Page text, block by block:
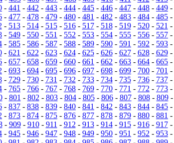
- 441 - 442 - 443 - 444 - 445 - 446 - 447 - 448 - 449 -
- 477 - 478 - 479 - 480 - 481 - 482 - 483 - 484 - 485 -
- 513- 514- 515- 516- 517- 518- 519- 520- 521 -
- 549 - 550 - 551 - 552 - 553 - 554 - 555 - 556 - 557 -
- 585 - 586 - 587 - 588 - 589 - 590 - 591 - 592 - 593 -
- 621 - 622 - 623- 624- 625- 626- 627- 628- 629-
- 657 - 658 - 659 - 660 - 661 - 662 - 663 - 664 - 665 -
- 693 - 694 - 695 - 696 - 697 - 698 - 699 - 700 - 701 -
- 729- 730- 731 - 732 - 733- 734- 735- 736- 737-
- 765 - 766 - 767 - 768 - 769 - 770 - 771 - 772 - 773 -
- 801 - 802 - 803- 804- 805- 806- 807- 808- 809-
- 837 - 838 - 839 - 840 - 841 - 842 - 843 - 844 - 845 -
- 873 - 874 - 875 - 876 - 877 - 878 - 879 - 880 - 881 -
- 909- 910- 911 - 912 - 913- 914- 915- 916- 917-
- 945 - 946 - 947 - 948 - 949 - 950 - 951 - 952 - 953 -